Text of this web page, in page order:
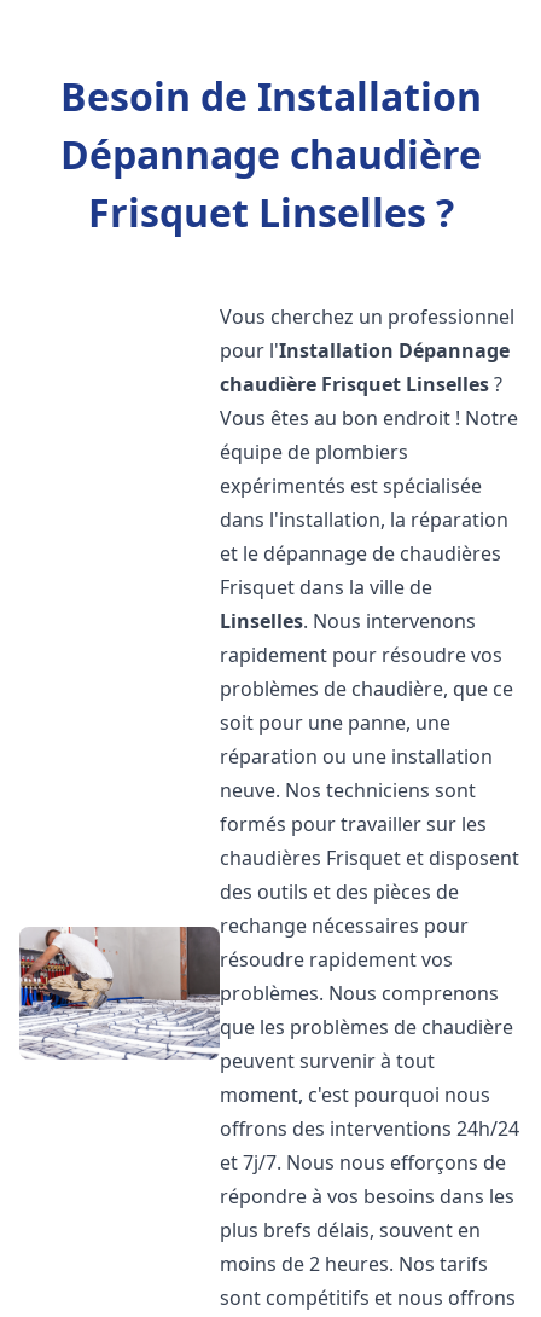
Besoin de Installation
Dépannage chaudière
Frisquet Linselles ?
Vous cherchez un professionnel
pour l'Installation Dépannage
chaudière Frisquet Linselles?
Vous êtes au bon endroit ! Notre
équipe de plombiers
expérimentés est spécialisée
dans l'installation, la réparation
et le dépannage de chaudières
Frisquet dans la ville de
Linselles. Nous intervenons
rapidement pour résoudre vos
problèmes de chaudière, que ce
soit pour une panne, une
réparation ou une installation
neuve. Nos techniciens sont
formés pour travailler sur les
chaudières Frisquet et disposent
des outils et des pièces de
rechange nécessaires pour
résoudre rapidement vos
problèmes. Nous comprenons
que les problèmes de chaudière
peuvent survenir à tout
moment, c'est pourquoi nous
offrons des interventions 24h/24
et 7j/7. Nous nous efforçons de
répondre à vos besoins dans les
plus brefs délais, souvent en
moins de 2 heures. Nos tarifs
sont compétitifs et nous offrons